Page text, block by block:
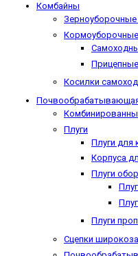
Комбайны
Прицепные
Косилки
Почвообрабатывающая
Плуги
Плуги для
Корпуса
Плуги
Плуги
Сцепки